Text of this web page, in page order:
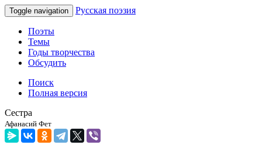
Toggle navigation Русская поэзия
Поэты
Темы
Годы творчества
Обсудить
Поиск
Полная версия
Сестра
Афанасий Фет